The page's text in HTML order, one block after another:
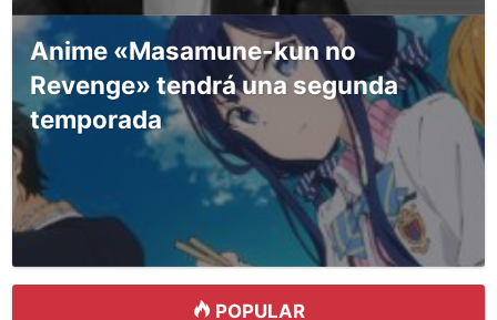
Anime «Masamune-kun no
Revenge» tendrá una segunda
temporada
POPULAR